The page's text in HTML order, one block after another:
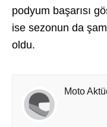
podyum başarısı
ise sezonun da
oldu.
Moto